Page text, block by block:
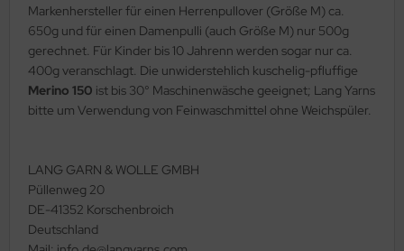
Markenhersteller für einen Herrenpullover (Größe M) ca.
650g und für einen Damenpulli (auch Größe M) nur 500g
gerechnet. Für Kinder bis 10 Jahrenn werden sogar nur ca.
400g veranschlagt. Die unwiderstehlich kuschelig-pfluffige
Merino 150 ist bis 30° Maschinenwäsche geeignet; Lang Yarns
bitte um Verwendung von Feinwaschmittel ohne Weichspüler.
LANG GARN & WOLLE GMBH
Püllenweg 20
DE-41352 Korschenbroich
Deutschland